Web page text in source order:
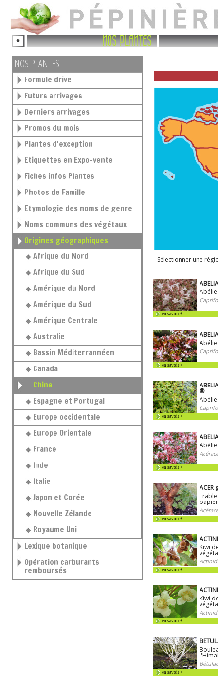
NOS PLANTES
NOS PLANTES
Formule drive
Futurs arrivages
Derniers arrivages
Promos du mois
Plantes d'exception
Etiquettes en Expo-vente
Fiches infos Plantes
Photos de Famille
Etymologie des noms de genre
Noms communs des végétaux
Origines géographiques
Afrique du Nord
Afrique du Sud
Amérique du Nord
Amérique du Sud
Amérique Centrale
Australie
Bassin Méditerrannéen
Canada
Chine
Espagne et Portugal
Europe occidentale
Europe Orientale
France
Inde
Italie
Japon et Corée
Nouvelle Zélande
Royaume Uni
Lexique botanique
Opération carburants
remboursés
Sélectionner une
en savoir +
en savoir +
®
en savoir +
en savoir +
ACER
en savoir +
Kiwi
en savoir +
Kiwi
en savoir +
en savoir +